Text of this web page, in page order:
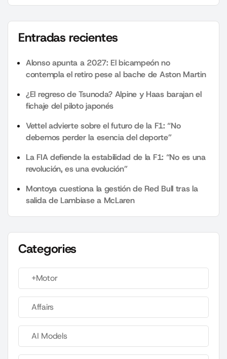
Entradas recientes
Alonso apunta a 2027: El bicampeón no
contempla el retiro pese al bache de Aston Martin
¿El regreso de Tsunoda? Alpine y Haas barajan el
fichaje del piloto japonés
Vettel advierte sobre el futuro de la F1: “No
debemos perder la esencia del deporte”
La FIA defiende la estabilidad de la F1: “No es una
revolución, es una evolución”
Montoya cuestiona la gestión de Red Bull tras la
salida de Lambiase a McLaren
Categories
+Motor
Affairs
AI Models